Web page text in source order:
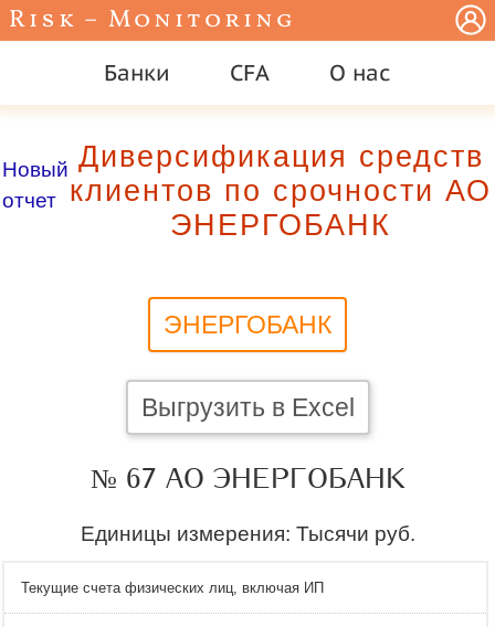
Risk – Monitoring
Банки CFA О нас
Новый
отчет
Диверсификация средств
клиентов по срочности АО
ЭНЕРГОБАНК
ЭНЕРГОБАНК
Выгрузить в Excel
№ 67 АО ЭНЕРГОБАНК
Единицы измерения: Тысячи руб.
Текущие счета физических лиц, включая ИП